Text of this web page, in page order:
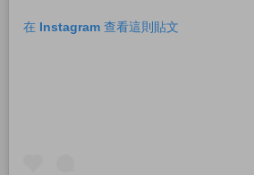
在 Instagram 查看這則貼文